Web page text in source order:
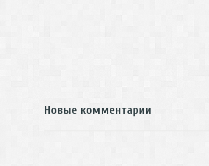
Новые комментарии